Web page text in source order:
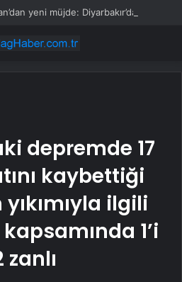
depremde 17
kaybettiği
ilgili
1’i